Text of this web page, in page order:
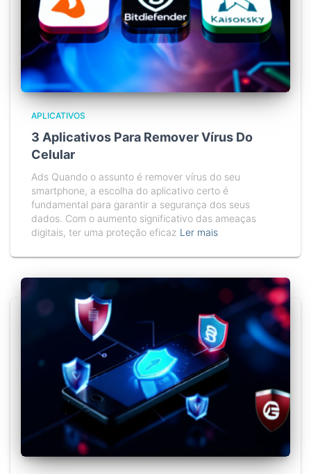
APLICATIVOS
3 Aplicativos Para Remover Vírus Do
Celular
Ads Quando o assunto é remover vírus do seu
smartphone, a escolha do aplicativo certo é
fundamental para garantir a segurança dos seus
dados. Com o aumento significativo das ameaças
digitais, ter uma proteção eficaz Ler mais